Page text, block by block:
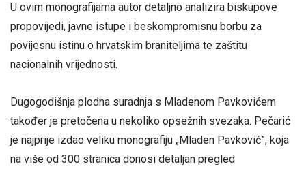
U ovim monografijama autor detaljno analizira biskupove
propovijedi, javne istupe i beskompromisnu borbu za
povijesnu istinu o hrvatskim braniteljima te zaštitu
nacionalnih vrijednosti.
Dugogodišnja plodna suradnja s Mladenom Pavkovićem
također je pretočena u nekoliko opsežnih svezaka. Pečarić
je najprije izdao veliku monografiju „Mladen Pavković”, koja
na više od 300 stranica donosi detaljan pregled